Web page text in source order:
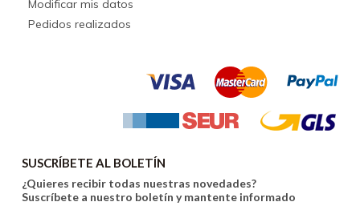
Modificar mis datos
Pedidos realizados
SUSCRÍBETE AL BOLETÍN
¿Quieres recibir todas nuestras novedades?
Suscríbete a nuestro boletín y mantente informado